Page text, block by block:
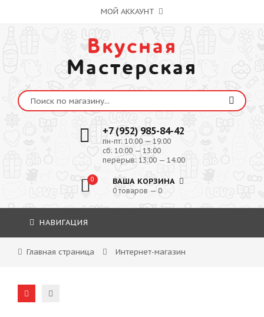
МОЙ АККАУНТ
Вкусная
Мастерская
+7 (952) 985-84-42
пн-пт: 10:00 — 19:00
сб: 10:00 — 13:00
перерыв: 13:00 — 14:00
0 ВАША КОРЗИНА
0 товаров — 0
НАВИГАЦИЯ
Главная страница Интернет-магазин